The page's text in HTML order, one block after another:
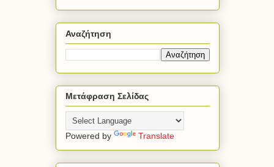
Αναζήτηση
Μετάφραση Σελίδας
Powered by Translate